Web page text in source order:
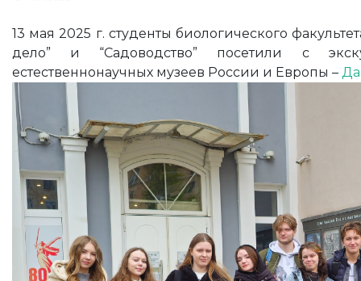
13 мая 2025 г. студенты биологического
дело” и “Садоводство” посетили с
естественнонаучных музеев России и Европы –